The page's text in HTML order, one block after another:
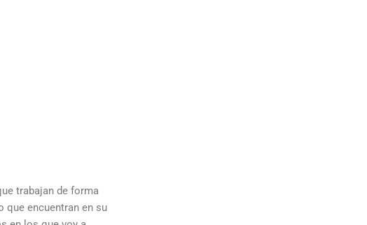
trabajan de forma
que encuentran en su